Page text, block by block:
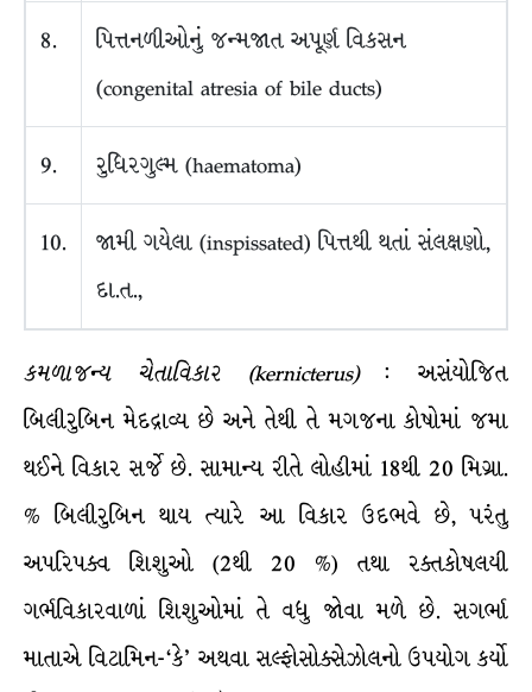
8.
પિત્તનળીઓનું જન્મજાત અપૂર્ણ વિકસન
(congenital atresia of bile ducts)
9. રુધિરગુલ્મ (haematoma)
10.
જામી ગયેલા (inspissated) પિત્તથી થતાં સંલક્ષણો,
દા.ત.,
કમળાજન્ય ચેતાવિકાર(kernicterus): અસંયોજિત
બિલીરુબિન મેદદ્રાવ્ય છે અને તેથી તે મગજના કોષોમાં જમા
થઈને વિકાર સર્જે છે. સામાન્ય રીતે લોહીમાં 18થી 20 મિગ્રા.
% બિલીરુબિન થાય ત્યારે આ વિકાર ઉદભવે છે, પરંતુ
અપરિપક્વ શિશુઓ (2થી 20 %) તથા રક્તકોષલયી
ગર્ભવિકારવાળાં શિશુઓમાં તે વધુ જોવા મળે છે. સગર્ભા
માતાએ વિટામિન-‘કે’ અથવા સલ્ફોસોક્સેઝોલનો ઉપયોગ કર્યો